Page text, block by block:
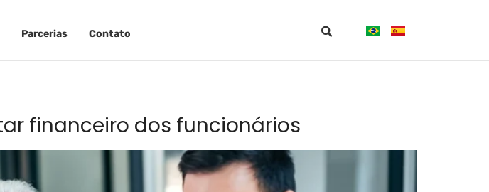
Parcerias Contato
financeiro dos funcionários